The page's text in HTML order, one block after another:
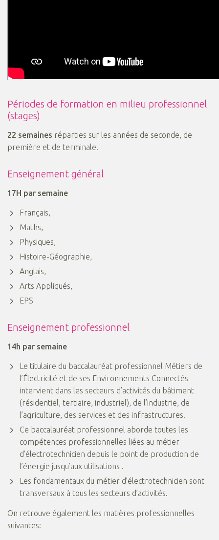
Périodes de formation en milieu professionnel
(stages)
22 semaines réparties sur les années de seconde, de
première et de terminale.
Enseignement général
17H par semaine
Français,
Maths,
Physiques,
Histoire-Géographie,
Anglais,
Arts Appliqués,
EPS
Enseignement professionnel
14h par semaine
Le titulaire du baccalauréat professionnel Métiers de
l’Électricité et de ses Environnements Connectés
intervient dans les secteurs d’activités du bâtiment
(résidentiel, tertiaire, industriel), de l’industrie, de
l’agriculture, des services et des infrastructures.
Ce baccalauréat professionnel aborde toutes les
compétences professionnelles liées au métier
d’électrotechnicien depuis le point de production de
l’énergie jusqu’aux utilisations .
Les fondamentaux du métier d’électrotechnicien sont
transversaux à tous les secteurs d’activités.
On retrouve également les matières professionnelles
suivantes: